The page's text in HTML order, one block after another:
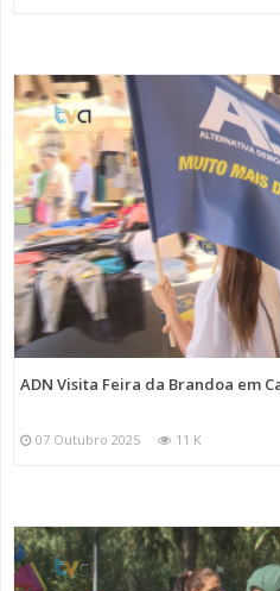
ADN Visita Feira da Brandoa em
07 Outubro 2025 11 K